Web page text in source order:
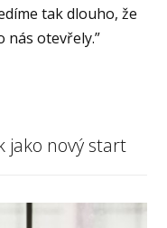
tak dlouho, že
nás otevřely.”
jako nový start